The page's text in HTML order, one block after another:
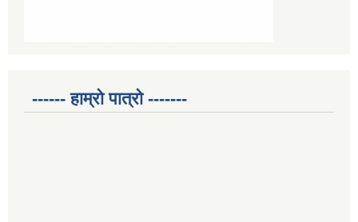
------ हाम्रो पात्रो -------